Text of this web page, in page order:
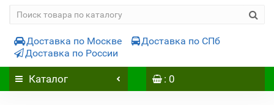
Доставка по Москве
Доставка по СПб
Доставка по России
Каталог : 0